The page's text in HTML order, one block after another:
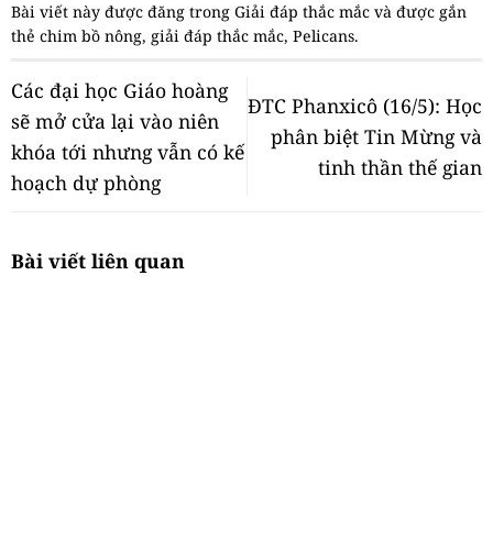
Bài viết này được đăng trong Giải đáp thắc mắc và được gắn
thẻ chim bồ nông, giải đáp thắc mắc, Pelicans.
Các đại học Giáo hoàng
sẽ mở cửa lại vào niên
khóa tới nhưng vẫn có kế
hoạch dự phòng
ĐTC Phanxicô (16/5): Học
phân biệt Tin Mừng và
tinh thần thế gian
Bài viết liên quan